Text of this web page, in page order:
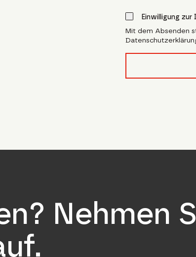
Einwilligung
Mit dem Absenden
Nehmen